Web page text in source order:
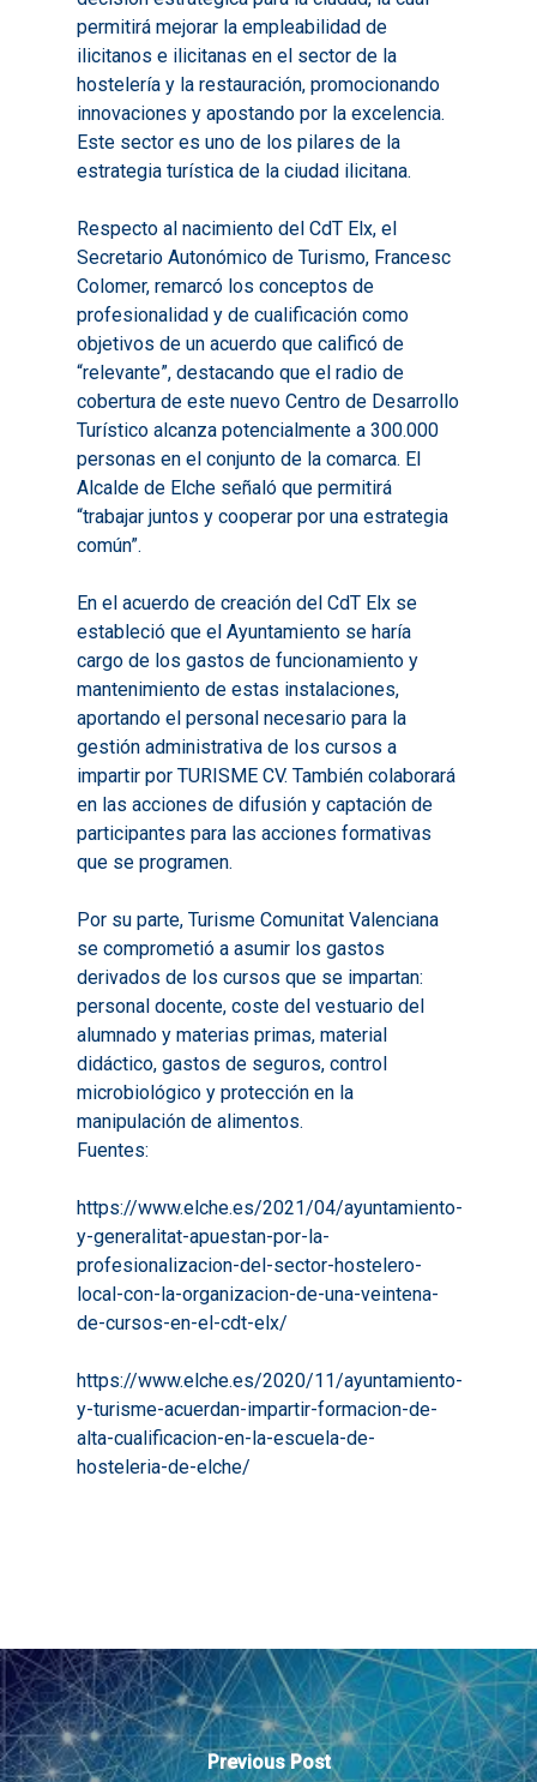
permitirá mejorar la empleabilidad de
ilicitanos e ilicitanas en el sector de la
hostelería y la restauración, promocionando
innovaciones y apostando por la excelencia.
Este sector es uno de los pilares de la
estrategia turística de la ciudad ilicitana.
Respecto al nacimiento del CdT Elx, el
Secretario Autonómico de Turismo, Francesc
Colomer, remarcó los conceptos de
profesionalidad y de cualificación como
objetivos de un acuerdo que calificó de
“relevante”, destacando que el radio de
cobertura de este nuevo Centro de Desarrollo
Turístico alcanza potencialmente a 300.000
personas en el conjunto de la comarca. El
Alcalde de Elche señaló que permitirá
“trabajar juntos y cooperar por una estrategia
común”.
En el acuerdo de creación del CdT Elx se
estableció que el Ayuntamiento se haría
cargo de los gastos de funcionamiento y
mantenimiento de estas instalaciones,
aportando el personal necesario para la
gestión administrativa de los cursos a
impartir por TURISME CV. También colaborará
en las acciones de difusión y captación de
participantes para las acciones formativas
que se programen.
Por su parte, Turisme Comunitat Valenciana
se comprometió a asumir los gastos
derivados de los cursos que se impartan:
personal docente, coste del vestuario del
alumnado y materias primas, material
didáctico, gastos de seguros, control
microbiológico y protección en la
manipulación de alimentos.
Fuentes:
https://www.elche.es/2021/04/ayuntamiento-
y-generalitat-apuestan-por-la-
profesionalizacion-del-sector-hostelero-
local-con-la-organizacion-de-una-veintena-
de-cursos-en-el-cdt-elx/
https://www.elche.es/2020/11/ayuntamiento-
y-turisme-acuerdan-impartir-formacion-de-
alta-cualificacion-en-la-escuela-de-
hosteleria-de-elche/
Previous Post
Inicio
Presentación
Qué es Avalem
Misiones
Objetivos
Valoración de
Experimentales
Procesos de
Territorial
Necesidades
Formación Pactos
Otras Acciones:
2018
2019
2016
2017
2018
2019
2020
2021
2022
Experimentales
Informes
Infografías
Infografías 2021
Infografías 2022
Infografías 2023
Pactos por el
LABORA
Documentación
Audiovisuales
Información
ODS
Noticias
Actualidad
Boletines de Noticias
Contacto